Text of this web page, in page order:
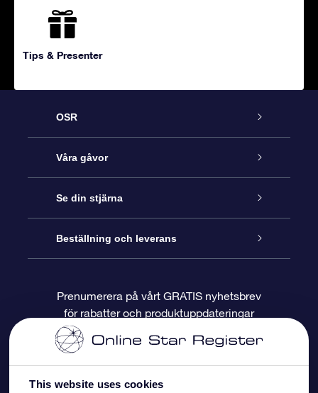
This website uses cookies
Tips & Presenter
OSR
Kundtjänst
Kontakta oss
Blogg
Recensioner
Våra gåvor
Online-Stjärngåva
OSR Gåvopaket
OSR Presentkort
Företagspresenter
Se din stjärna
Stjärnregiste
Personlig Stjärnsida
One Million Stars
Beställning och leverans
Betalningsinformation
Prenumerera på vårt GRATIS nyhetsbrev
för rabatter och produktuppdateringar